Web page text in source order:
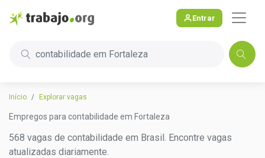
Entrar
contabilidade em Fortaleza
Início Explorar vagas
Empregos para contabilidade em Fortaleza
568 vagas de contabilidade em Brasil. Encontre vagas
atualizadas diariamente.